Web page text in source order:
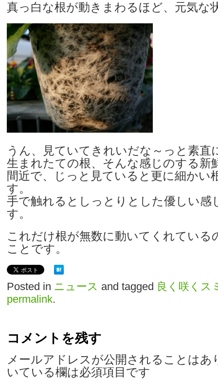
真っ白な根が動きまわるほど、元気な
うん、見ていてきれいだな～っと素直
生まれたての根、そんな感じのする新
間近で、じっと見ていると更に細かい
す。
手で触れるとしっとりとした優しい感
す。
これだけ根が無数に動いてくれている
ことです。
Posted in ニュース and tagged 良く咲くス
permalink.
コメントを残す
メールアドレスが公開されることはあ
いている欄は必須項目です